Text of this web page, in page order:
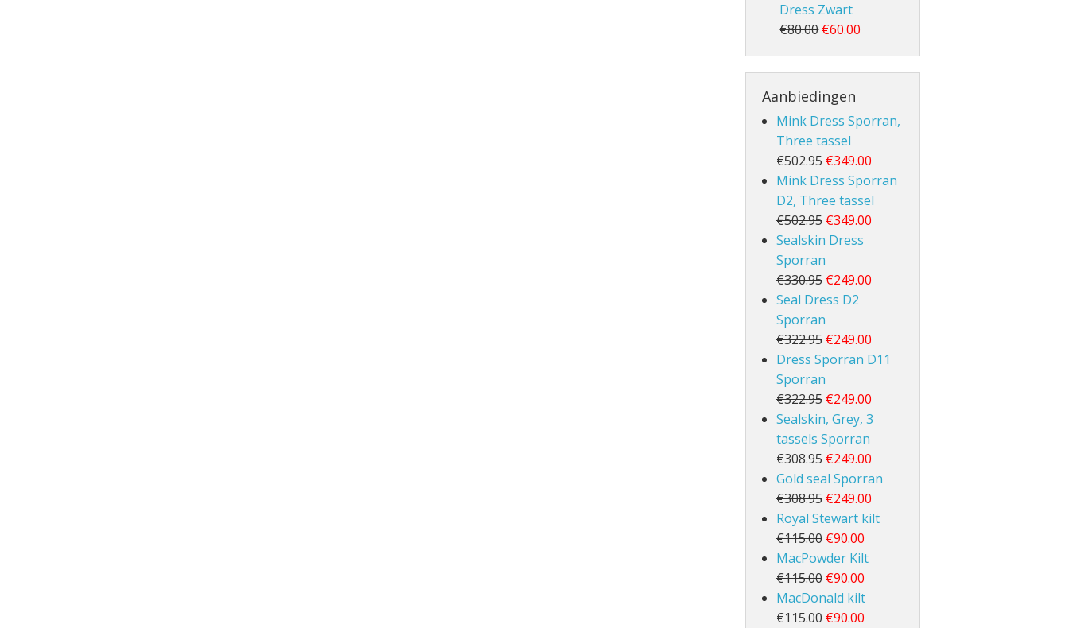
Dress Zwart
€80.00 €60.00
Aanbiedingen
Mink Dress Sporran,
Three tassel
€502.95 €349.00
Mink Dress Sporran
D2, Three tassel
€502.95 €349.00
Sealskin Dress
Sporran
€330.95 €249.00
Seal Dress D2
Sporran
€322.95 €249.00
Dress Sporran D11
Sporran
€322.95 €249.00
Sealskin, Grey, 3
tassels Sporran
€308.95 €249.00
Gold seal Sporran
€308.95 €249.00
Royal Stewart kilt
€115.00 €90.00
MacPowder Kilt
€115.00 €90.00
MacDonald kilt
€115.00 €90.00